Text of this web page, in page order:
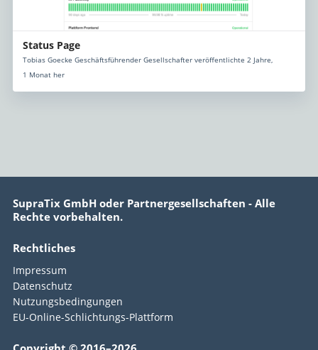
Status Page
Tobias Goecke Geschäftsführender Gesellschafter veröffentlichte 2 Jahre,
1 Monat her
SupraTix GmbH oder Partnergesellschaften - Alle
Rechte vorbehalten.
Rechtliches
Impressum
Datenschutz
Nutzungsbedingungen
EU-Online-Schlichtungs-Plattform